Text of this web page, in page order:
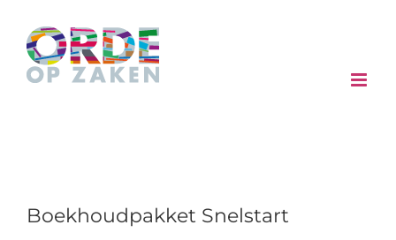
content
Boekhoudpakket Snelstart